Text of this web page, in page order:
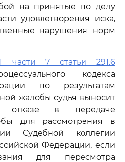
на принятые по делу
удовлетворения иска,
нарушения норм
части 7 статьи 291.6
кодекса
по результатам
жалобы судья выносит
отказе в передаче
для рассмотрения в
Судебной коллегии
Федерации, если
для пересмотра